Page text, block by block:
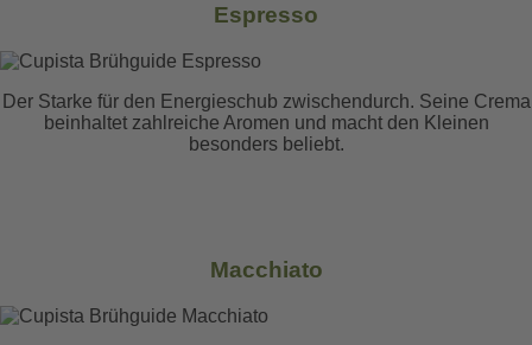
Espresso
Der Starke für den Energieschub zwischendurch. Seine Crema
beinhaltet zahlreiche Aromen und macht den Kleinen
besonders beliebt.
Macchiato